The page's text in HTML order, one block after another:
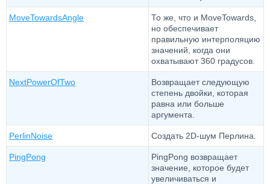
MoveTowardsAngle
То же, что и MoveTowards,
но обеспечивает
правильную интерполяцию
значений, когда они
охватывают 360 градусов.
NextPowerOfTwo
Возвращает следующую
степень двойки, которая
равна или больше
аргумента.
PerlinNoise Создать 2D-шум Перлина.
PingPong
PingPong возвращает
значение, которое будет
увеличиваться и